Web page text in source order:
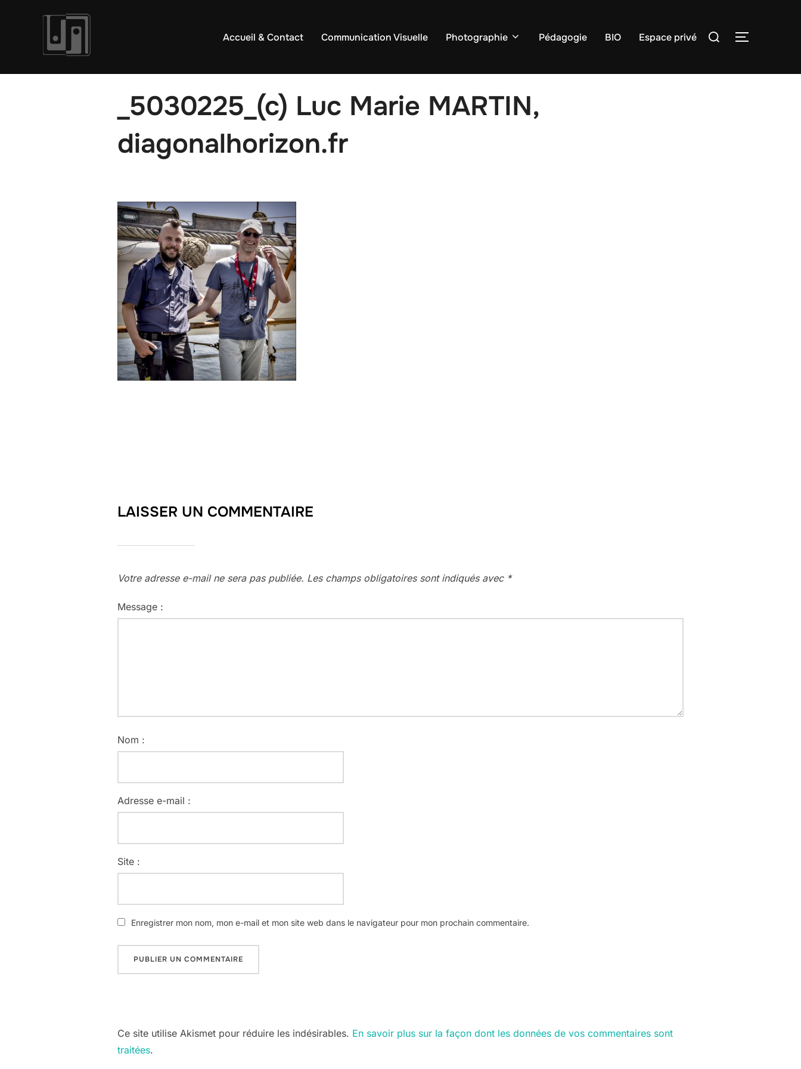
Accueil & Contact Communication Visuelle Photographie Pédagogie BIO Espace privé
Rechercher :
_5030225_(c) Luc Marie MARTIN,
diagonalhorizon.fr
LAISSER UN COMMENTAIRE
Votre adresse e-mail ne sera pas publiée. Les champs obligatoires sont indiqués avec *
Message :
Nom :
Adresse e-mail :
Site :
Enregistrer mon nom, mon e-mail et mon site web dans le navigateur pour mon prochain commentaire.
Ce site utilise Akismet pour réduire les indésirables. En savoir plus sur la façon dont les données de vos commentaires sont
traitées.